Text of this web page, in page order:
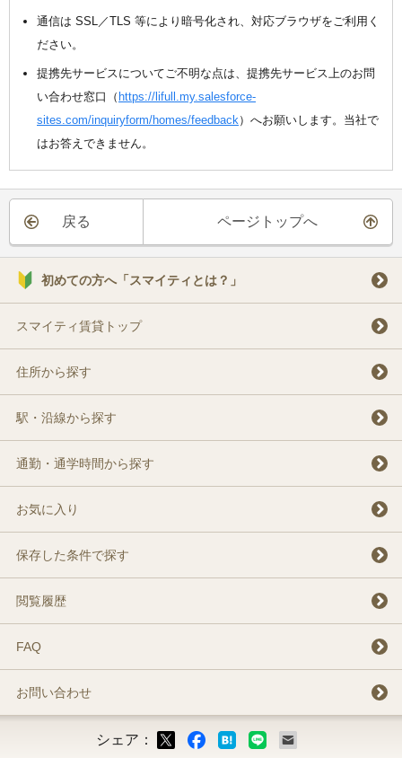
通信は SSL／TLS 等により暗号化され、対応ブラウザをご利用く
ださい。
提携先サービスについてご不明な点は、提携先サービス上のお問
い合わせ窓口（ https://lifull.my.salesforce-
sites.com/inquiryform/homes/feedback ）へお願いします。当社で
はお答えできません。
戻る ページトップへ
初めての方へ「スマイティとは？」
スマイティ賃貸トップ
住所から探す
駅・沿線から探す
通勤・通学時間から探す
お気に入り
保存した条件で探す
閲覧履歴
FAQ
お問い合わせ
シェア：